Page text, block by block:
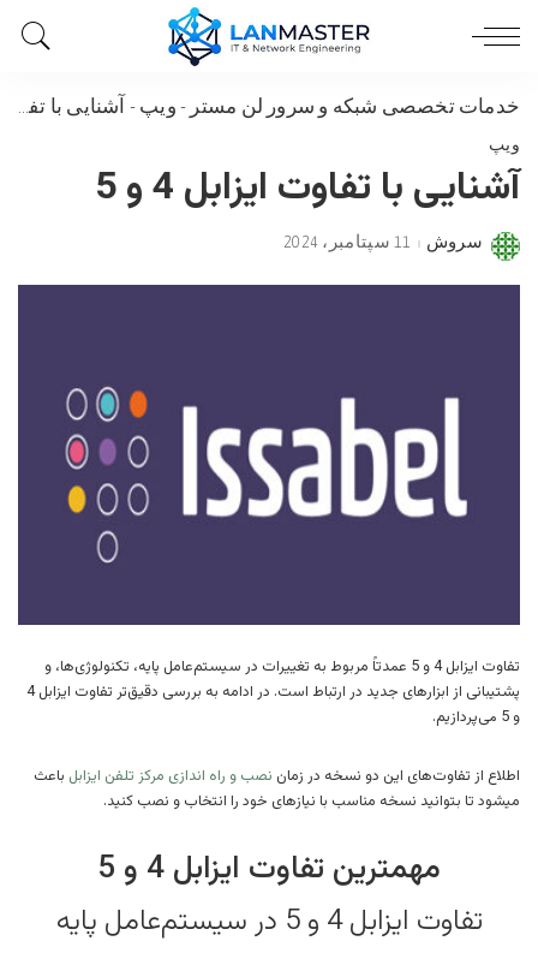
خدمات تخصصی شبکه و سرور لن مستر - ویپ - آشنایی با تفاوت ایزابل 4 و 5
ویپ
آشنایی با تفاوت ایزابل 4 و 5
Posted
سروش 11 سپتامبر، 2024
تفاوت ایزابل 4 و 5 عمدتاً مربوط به تغییرات در سیستم‌عامل پایه، تکنولوژی‌ها، و
پشتیبانی از ابزارهای جدید در ارتباط است. در ادامه به بررسی دقیق‌تر تفاوت ایزابل 4
و 5 می‌پردازیم.
اطلاع از تفاوت‌های این دو نسخه در زمان نصب و راه اندازی مرکز تلفن ایزابل باعث
میشود تا بتوانید نسخه مناسب با نیازهای خود را انتخاب و نصب کنید.
مهمترین تفاوت ایزابل 4 و 5
تفاوت ایزابل 4 و 5 در سیستم‌عامل پایه